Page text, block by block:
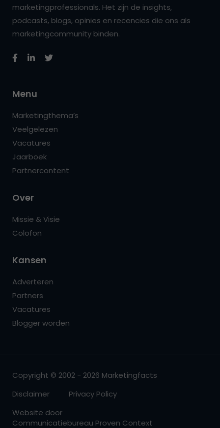
marketingprofessionals. Het zijn de insights,
podcasts, blogs, opinies en recencies die ons als
marketingcommunity binden.
Menu
Marketingthema’s
Veelgelezen
Vacatures
Jaarboek
Partnercontent
Over
Missie & Visie
Colofon
Kansen
Adverteren
Partners
Vacatures
Blogger worden
Copyright © 2002 - 2026 Marketingfacts
Disclaimer
Privacy Policy
Website door
Communicatiebureau Proven Context